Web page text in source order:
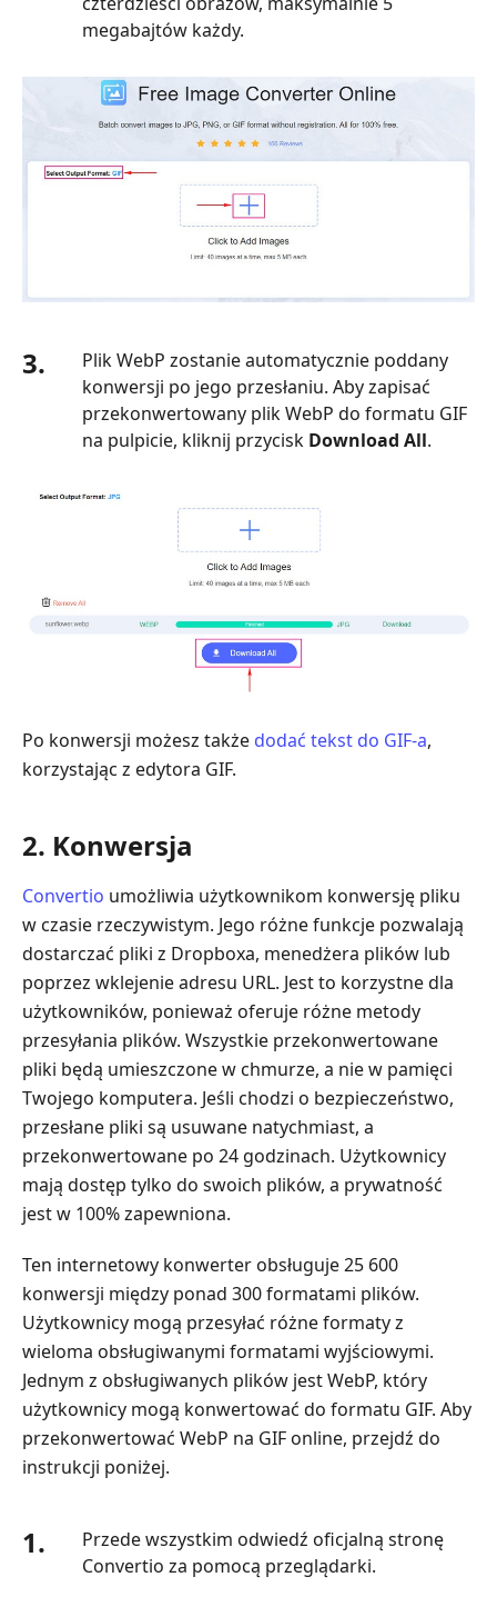
megabajtów każdy.
3.
Plik WebP zostanie automatycznie poddany
konwersji po jego przesłaniu. Aby zapisać
przekonwertowany plik WebP do formatu GIF
na pulpicie, kliknij przycisk Download All.
Po konwersji możesz także dodać tekst do GIF-a,
korzystając z edytora GIF.
2. Konwersja
Convertio umożliwia użytkownikom konwersję pliku
w czasie rzeczywistym. Jego różne funkcje pozwalają
dostarczać pliki z Dropboxa, menedżera plików lub
poprzez wklejenie adresu URL. Jest to korzystne dla
użytkowników, ponieważ oferuje różne metody
przesyłania plików. Wszystkie przekonwertowane
pliki będą umieszczone w chmurze, a nie w pamięci
Twojego komputera. Jeśli chodzi o bezpieczeństwo,
przesłane pliki są usuwane natychmiast, a
przekonwertowane po 24 godzinach. Użytkownicy
mają dostęp tylko do swoich plików, a prywatność
jest w 100% zapewniona.
Ten internetowy konwerter obsługuje 25 600
konwersji między ponad 300 formatami plików.
Użytkownicy mogą przesyłać różne formaty z
wieloma obsługiwanymi formatami wyjściowymi.
Jednym z obsługiwanych plików jest WebP, który
użytkownicy mogą konwertować do formatu GIF. Aby
przekonwertować WebP na GIF online, przejdź do
instrukcji poniżej.
1.
Przede wszystkim odwiedź oficjalną stronę
Convertio za pomocą przeglądarki.